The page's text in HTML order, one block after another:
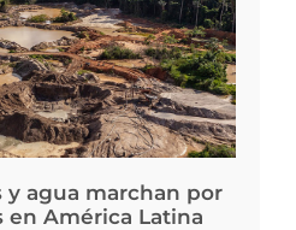
y agua marchan por
en América Latina